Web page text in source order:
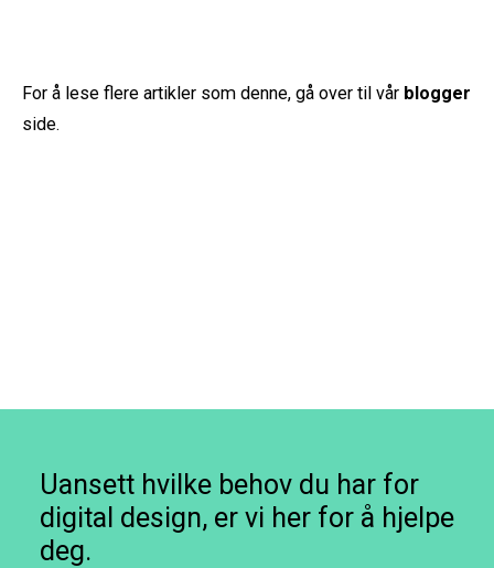
For å lese flere artikler som denne, gå over til vår blogger
side.
Uansett hvilke behov du har for
digital design, er vi her for å hjelpe
deg.